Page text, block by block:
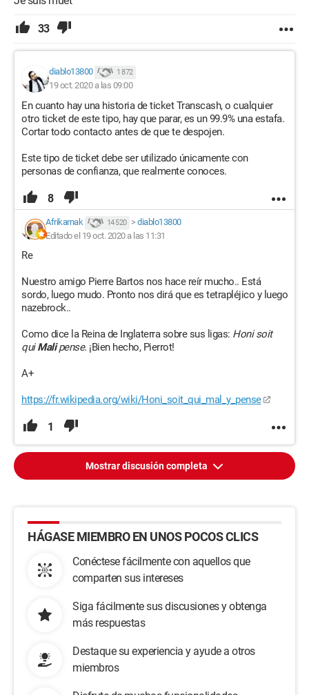
33
diablo13800 1 872
19 oct. 2020 a las 09:00
En cuanto hay una historia de ticket Transcash, o cualquier
otro ticket de este tipo, hay que parar, es un 99.9% una estafa.
Cortar todo contacto antes de que te despojen.
Este tipo de ticket debe ser utilizado únicamente con
personas de confianza, que realmente conoces.
8
Afrikarnak 14 520 > diablo13800
Editado el 19 oct. 2020 a las 11:31
Re
Nuestro amigo Pierre Bartos nos hace reír mucho.. Está
sordo, luego mudo. Pronto nos dirá que es tetrapléjico y luego
nazebrock..
Como dice la Reina de Inglaterra sobre sus ligas: Honi soit
quiMalipense. ¡Bien hecho, Pierrot!
A+
https://fr.wikipedia.org/wiki/Honi_soit_qui_mal_y_pense
1
Mostrar discusión completa
HÁGASE MIEMBRO EN UNOS POCOS CLICS
Conéctese fácilmente con aquellos que
comparten sus intereses
Siga fácilmente sus discusiones y obtenga
más respuestas
Destaque su experiencia y ayude a otros
miembros